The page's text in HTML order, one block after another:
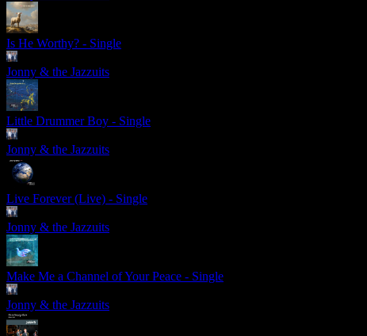
Is He Worthy? - Single
Jonny & the Jazzuits
Little Drummer Boy - Single
Jonny & the Jazzuits
Live Forever (Live) - Single
Jonny & the Jazzuits
Make Me a Channel of Your Peace - Single
Jonny & the Jazzuits